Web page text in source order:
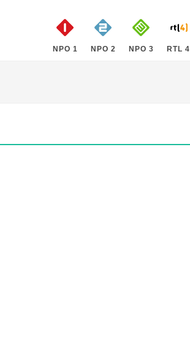
NPO 1 NPO 2 NPO 3 RTL 4